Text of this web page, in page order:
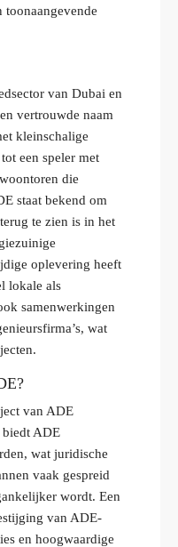
van Dubai en
vertrouwde naam
kleinschalige
een speler met
die
staat bekend om
te zien is in het
oplevering heeft
lokale als
samenwerkingen
wat
van ADE
biedt ADE
wat juridische
vaak gespreid
wordt. Een
van ADE-
en hoogwaardige